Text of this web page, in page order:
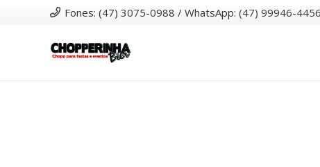
Fones: (47) 3075-0988 / WhatsApp: (47) 99946-4456